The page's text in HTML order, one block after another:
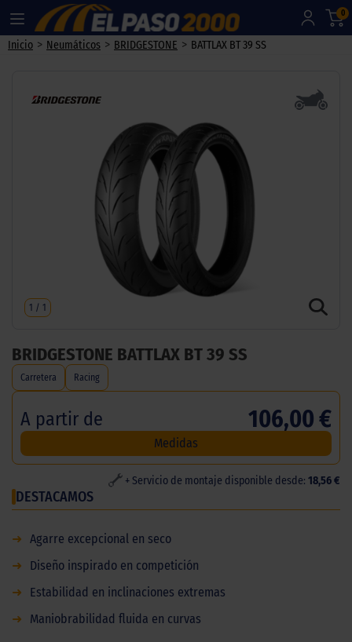
0
Inicio > Neumáticos > BRIDGESTONE > BATTLAX BT 39 SS
1 / 1
BRIDGESTONE BATTLAX BT 39 SS
Carretera Racing
A partir de 106,00 €
Medidas
+ Servicio de montaje disponible desde: 18,56 €
DESTACAMOS
➜ Agarre excepcional en seco
➜
Diseño inspirado en competición
➜
Estabilidad en inclinaciones extremas
➜
Maniobrabilidad fluida en curvas